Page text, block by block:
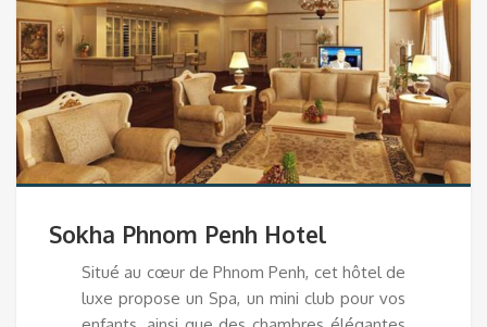
Sokha Phnom Penh Hotel
Situé au cœur de Phnom Penh, cet hôtel de
luxe propose un Spa, un mini club pour vos